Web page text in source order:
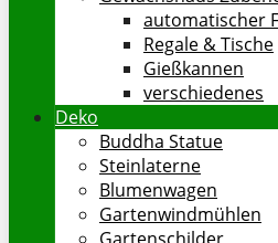
automatischer
Regale & Tische
Gießkannen
verschiedenes
Deko
Buddha Statue
Steinlaterne
Blumenwagen
Gartenwindmühlen